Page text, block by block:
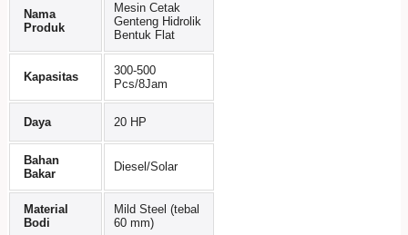
Nama
Produk
Mesin Cetak
Genteng Hidrolik
Bentuk Flat
Kapasitas
300-500
Pcs/8Jam
Daya 20 HP
Bahan
Bakar
Diesel/Solar
Material
Bodi
Mild Steel (tebal
60 mm)